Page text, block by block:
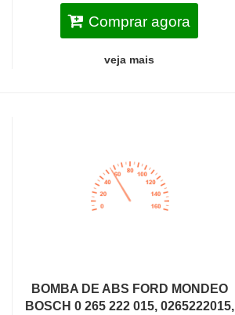
Comprar agora
veja mais
BOMBA DE ABS FORD MONDEO
BOSCH 0 265 222 015, 0265222015,